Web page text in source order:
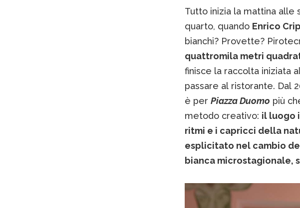
Tutto inizia la mattina
quarto, quando Enrico
bianchi? Provette?
quattromila metri
finisce la raccolta iniziata
passare al ristorante. Dal
è per Piazza Duomo più
metodo creativo: il luogo
ritmi e i capricci della
esplicitato nel cambio
bianca microstagionale,